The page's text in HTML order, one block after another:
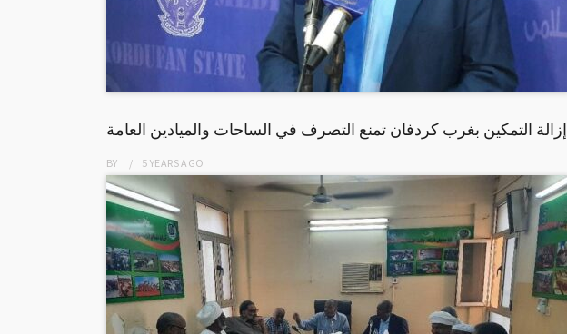
إزالة التمكين بغرب كردفان تمنع التصرف في الساحات والميادين العامة
BY 5 YEARSAGO